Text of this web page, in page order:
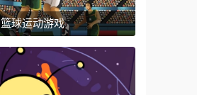
篮球运动游戏